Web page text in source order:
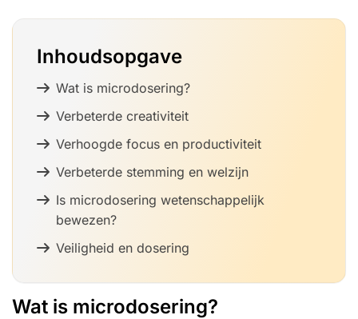
Inhoudsopgave
Wat is microdosering?
Verbeterde creativiteit
Verhoogde focus en productiviteit
Verbeterde stemming en welzijn
Is microdosering wetenschappelijk
bewezen?
Veiligheid en dosering
Wat is microdosering?